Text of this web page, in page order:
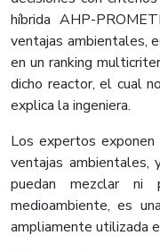
híbrida AHP-
ventajas ambientales,
en un ranking
dicho reactor, el cual
explica la ingeniera.
Los expertos
ventajas ambientales,
puedan mezclar
medioambiente, es
ampliamente utilizada